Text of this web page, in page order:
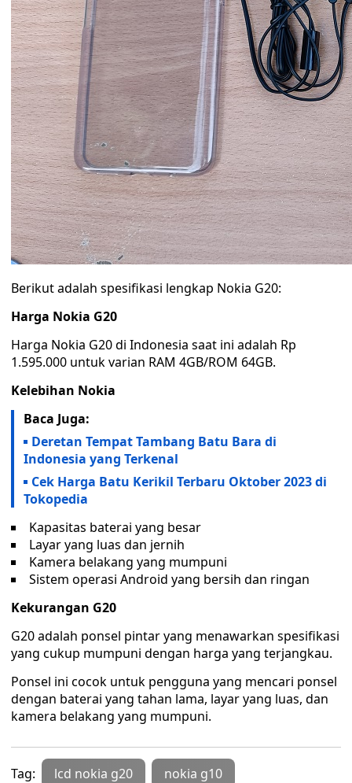
Berikut adalah spesifikasi lengkap Nokia G20:
Harga Nokia G20
Harga Nokia G20 di Indonesia saat ini adalah Rp
1.595.000 untuk varian RAM 4GB/ROM 64GB.
Kelebihan Nokia
Baca Juga:
Deretan Tempat Tambang Batu Bara di
Indonesia yang Terkenal
Cek Harga Batu Kerikil Terbaru Oktober 2023 di
Tokopedia
Kapasitas baterai yang besar
Layar yang luas dan jernih
Kamera belakang yang mumpuni
Sistem operasi Android yang bersih dan ringan
Kekurangan G20
G20 adalah ponsel pintar yang menawarkan spesifikasi
yang cukup mumpuni dengan harga yang terjangkau.
Ponsel ini cocok untuk pengguna yang mencari ponsel
dengan baterai yang tahan lama, layar yang luas, dan
kamera belakang yang mumpuni.
Tag: lcd nokia g20 nokia g10